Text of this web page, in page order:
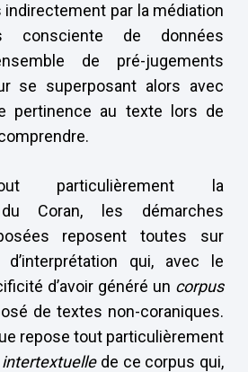
indirectement par la médiation
consciente de données
de pré-jugements
se superposant alors avec
pertinence au texte lors de
particulièrement la
du Coran, les démarches
reposent toutes sur
qui, avec le
d’avoir généré un corpus
de textes non-coraniques.
repose tout particulièrement
intertextuellede ce corpus qui,